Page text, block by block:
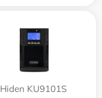
Hiden KU9101S